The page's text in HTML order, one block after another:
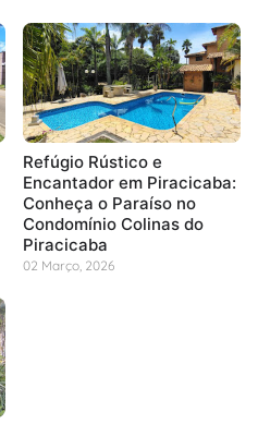
Refúgio Rústico e
Encantador em Piracicaba:
Conheça o Paraíso no
Condomínio Colinas do
Piracicaba
02 Março, 2026